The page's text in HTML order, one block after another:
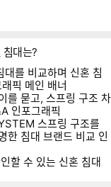
침대는?